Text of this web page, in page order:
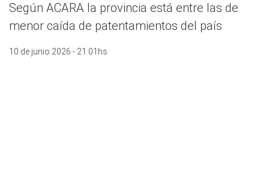
Según ACARA la provincia está entre las de
menor caída de patentamientos del país
10 de junio 2026 - 21:01hs